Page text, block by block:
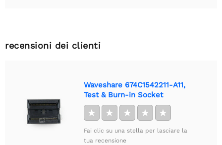
recensioni dei clienti
Waveshare 674C1542211-A11,
Test & Burn-in Socket
★ ★ ★ ★ ★
Fai clic su una stella per lasciare la
tua recensione